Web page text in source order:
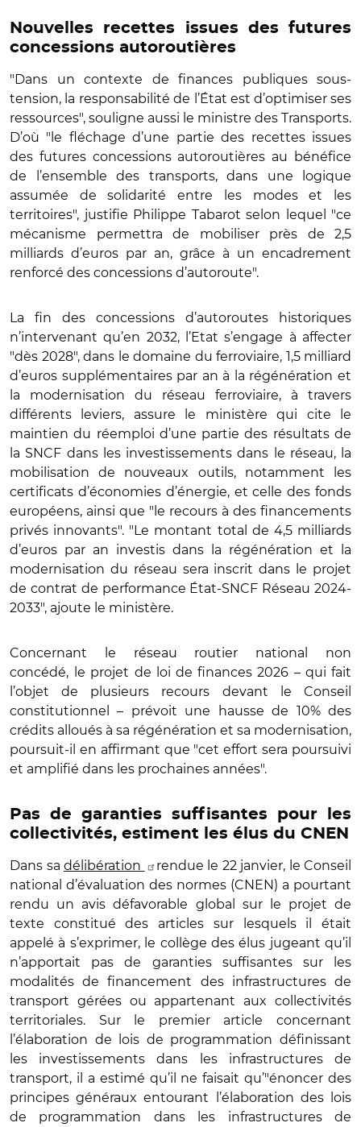
Nouvelles recettes issues des futures
concessions autoroutières
"Dans un contexte de finances publiques sous-
tension, la responsabilité de l’État est d’optimiser ses
ressources", souligne aussi le ministre des Transports.
D’où "le fléchage d’une partie des recettes issues
des futures concessions autoroutières au bénéfice
de l’ensemble des transports, dans une logique
assumée de solidarité entre les modes et les
territoires", justifie Philippe Tabarot selon lequel "ce
mécanisme permettra de mobiliser près de 2,5
milliards d’euros par an, grâce à un encadrement
renforcé des concessions d’autoroute".
La fin des concessions d’autoroutes historiques
n’intervenant qu’en 2032, l’Etat s’engage à affecter
"dès 2028", dans le domaine du ferroviaire, 1,5 milliard
d’euros supplémentaires par an à la régénération et
la modernisation du réseau ferroviaire, à travers
différents leviers, assure le ministère qui cite le
maintien du réemploi d’une partie des résultats de
la SNCF dans les investissements dans le réseau, la
mobilisation de nouveaux outils, notamment les
certificats d’économies d’énergie, et celle des fonds
européens, ainsi que "le recours à des financements
privés innovants". "Le montant total de 4,5 milliards
d’euros par an investis dans la régénération et la
modernisation du réseau sera inscrit dans le projet
de contrat de performance État-SNCF Réseau 2024-
2033", ajoute le ministère.
Concernant le réseau routier national non
concédé, le projet de loi de finances 2026 – qui fait
l’objet de plusieurs recours
devant le Conseil
constitutionnel – prévoit une hausse de 10% des
crédits alloués à sa régénération et sa modernisation,
poursuit-il en affirmant que "cet effort sera poursuivi
et amplifié dans les prochaines années".
Pas de garanties suffisantes pour les
collectivités, estiment les élus du CNEN
Dans sa délibération
rendue le 22 janvier, le Conseil
national d’évaluation des normes (CNEN) a pourtant
rendu un avis défavorable global sur le projet de
texte constitué des articles sur lesquels il était
appelé à s’exprimer, le collège des élus jugeant qu’il
n’apportait pas de garanties suffisantes sur les
modalités de financement des infrastructures de
transport gérées ou appartenant aux collectivités
territoriales. Sur le premier article concernant
l’élaboration de lois de programmation définissant
les investissements dans les infrastructures de
transport, il a estimé qu’il ne faisait qu’"énoncer des
principes généraux entourant l’élaboration des lois
de programmation dans les infrastructures de